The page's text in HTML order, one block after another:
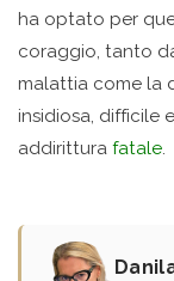
ha optato per
coraggio, tanto
malattia come la
insidiosa, difficile
addirittura fatale.